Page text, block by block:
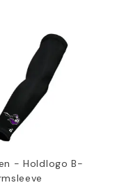
- Holdlogo B-